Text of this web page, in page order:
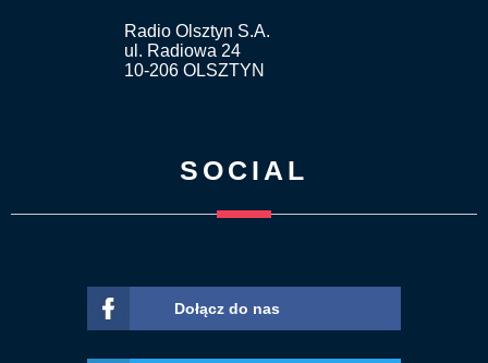
Radio Olsztyn S.A.
ul. Radiowa 24
10-206 OLSZTYN
SOCIAL
Dołącz do nas